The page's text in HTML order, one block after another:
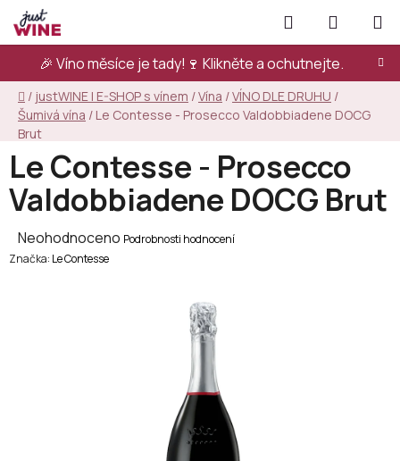
Přejít
na
obsah
🎉 Víno měsíce je tady!🍷 Klikněte a ochutnejte.
Hledat
KOŠÍK
Domů
/ justWINE | E-SHOP s vínem /Vína /VÍNO DLE DRUHU /
Šumivá vína / Le Contesse - Prosecco Valdobbiadene DOCG
Brut
Le Contesse - Prosecco
Valdobbiadene DOCG Brut
Průměrné
hodnocení
Neohodnoceno Podrobnosti hodnocení
Značka: Le Contesse